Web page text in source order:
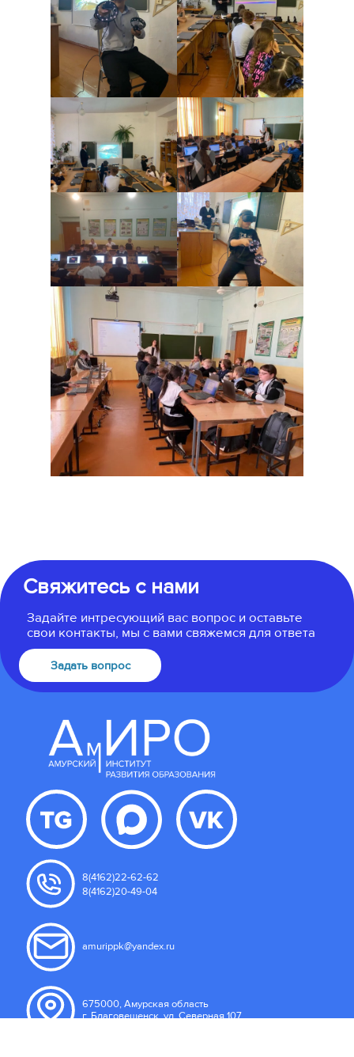
Свяжитесь с нами
Задайте интресующий вас вопрос и оставьте
свои контакты, мы с вами свяжемся для ответа
Задать вопрос
8(4162)22-62-62
8(4162)20-49-04
amurippk@yandex.ru
675000, Амурская область
г. Благовещенск, ул. Северная 107